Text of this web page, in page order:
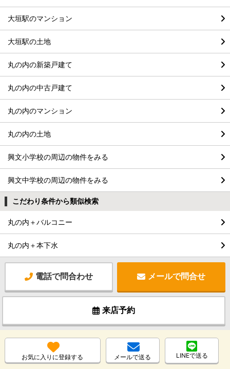
大垣駅のマンション
大垣駅の土地
丸の内の新築戸建て
丸の内の中古戸建て
丸の内のマンション
丸の内の土地
興文小学校の周辺の物件をみる
興文中学校の周辺の物件をみる
こだわり条件から類似検索
丸の内＋バルコニー
丸の内＋本下水
電話で問合わせ メールで問合せ
来店予約
お気に入りに登録する メールで送る LINEで送る